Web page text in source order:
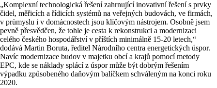
„Komplexní technologická řešení zahrnující inovativní řešení s prvky
čidel, měřicích a řídicích systémů na veřejných budovách, ve firmách,
v průmyslu i v domácnostech jsou klíčovým nástrojem. Osobně jsem
pevně přesvědčen, že tohle je cesta k rekonstrukci a modernizaci
celého českého hospodářství v příštích minimálně 15-20 letech,“
dodává Martin Boruta, ředitel Národního centra energetických úspor.
Navíc modernizace budov v majetku obcí a krajů pomocí metody
EPC, kde se náklady splácí z úspor může být dobrým řešením
výpadku způsobeného daňovým balíčkem schváleným na konci roku
2020.